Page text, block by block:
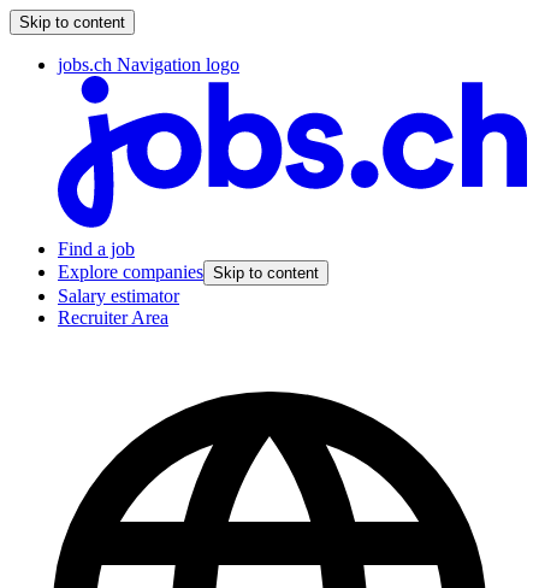
Skip to content
jobs.ch Navigation logo
Find a job
Explore companies Skip to content
Salary estimator
Recruiter Area